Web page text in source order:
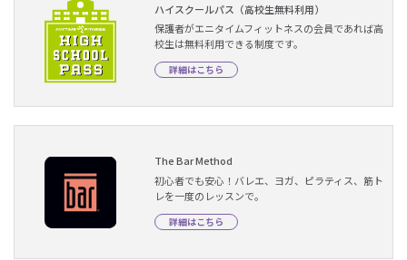
ハイスクールパス（高校生無料利用）
保護者がエニタイムフィットネスの会員であれば高
校生は無料利用できる制度です。
詳細はこちら
The Bar Method
初心者でも安心！バレエ、ヨガ、ピラティス、筋ト
レを一度のレッスンで。
詳細はこちら